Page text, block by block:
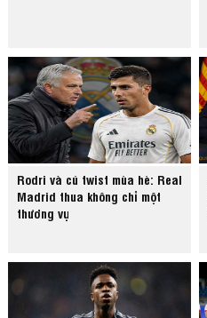
Rodri và cú twist mùa hè: Real
Madrid thua không chỉ một
thương vụ